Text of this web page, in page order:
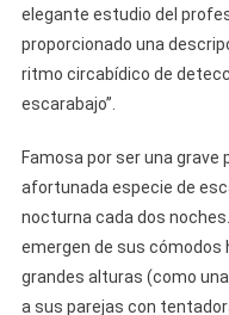
elegante estudio del
proporcionado una
ritmo circabídico de
escarabajo”.
Famosa por ser una grave
afortunada especie de
nocturna cada dos
emergen de sus cómodos
grandes alturas (como
a sus parejas con